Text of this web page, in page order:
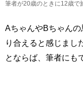
筆者が20歳のときに12歳で
AちゃんやBちゃん
り合えると感じまし
とならば、筆者にも